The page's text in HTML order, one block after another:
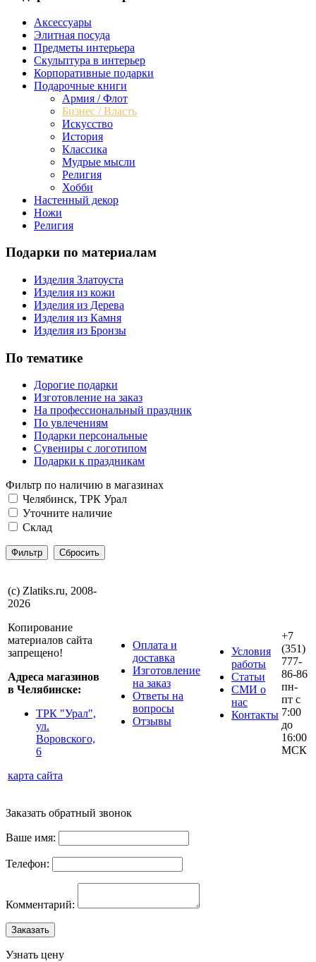
Аксессуары
Элитная посуда
Предметы интерьера
Скульптура в интерьер
Корпоративные подарки
Подарочные книги
Армия / Флот
Бизнес / Власть
Искусство
История
Классика
Мудрые мысли
Религия
Хобби
Настенный декор
Ножи
Религия
Подарки по материалам
Изделия Златоуста
Изделия из кожи
Изделия из Дерева
Изделия из Камня
Изделия из Бронзы
По тематике
Дорогие подарки
Изготовление на заказ
На профессиональный праздник
По увлечениям
Подарки персональные
Сувениры с логотипом
Подарки к праздникам
Фильтр по наличию в магазинах
Челябинск, ТРК Урал
Уточните наличие
Склад
(с) Zlatiks.ru, 2008-
2026
Копирование
материалов сайта
запрещено!
Адреса магазинов
в Челябинске:
ТРК "Урал",
ул.
Воровского,
6
карта сайта
Оплата и
доставка
Изготовление
на заказ
Ответы на
вопросы
Отзывы
Условия
работы
Статьи
СМИ о
нас
Контакты
+7
(351)
777-
86-86
пн-
пт с
7:00
до
16:00
МСК
Заказать обратный звонок
Ваше имя:
Телефон:
Комментарий:
Заказать
Узнать цену